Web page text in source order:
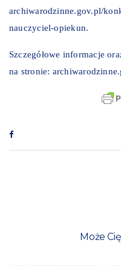
archiwarodzinne.gov.pl/
nauczyciel-opiekun.
Szczegółowe informacje
na stronie:
Może